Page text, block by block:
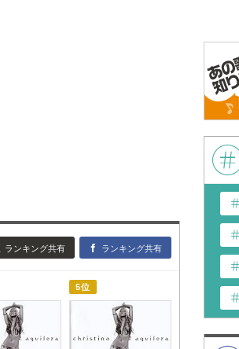
ランキング共有 ランキング共有
5位